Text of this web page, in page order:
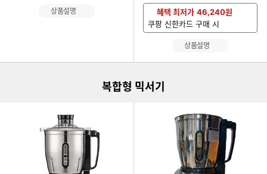
상품설명 혜택 최저가 46,240원
쿠팡 신한카드 구매 시
상품설명
복합형 믹서기